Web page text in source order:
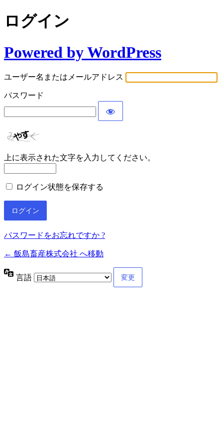
ログイン
Powered by WordPress
ユーザー名またはメールアドレス
パスワード
上に表示された文字を入力してください。
ログイン状態を保存する
パスワードをお忘れですか ?
← 飯島畜産株式会社 へ移動
言語